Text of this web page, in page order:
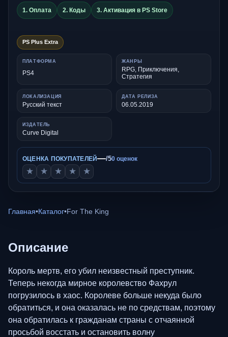
1. Оплата 2. Коды 3. Активация в PS Store
PS Plus Extra
ПЛАТФОРМА
PS4
ЖАНРЫ
RPG, Приключения,
Стратегия
ЛОКАЛИЗАЦИЯ
Русский текст
ДАТА РЕЛИЗА
06.05.2019
ИЗДАТЕЛЬ
Curve Digital
ОЦЕНКА ПОКУПАТЕЛЕЙ—/50 оценок
★ ★ ★ ★ ★
Главная•Каталог•For The King
Описание
Король мертв, его убил неизвестный преступник.
Теперь некогда мирное королевство Фахрул
погрузилось в хаос. Королеве больше некуда было
обратиться, и она оказалась не по средствам, поэтому
она обратилась к гражданам страны с отчаянной
просьбой восстать и остановить волну